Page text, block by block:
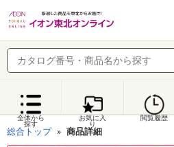
全体から
探す
お気に入
り
閲覧履歴
総合トップ 商品詳細